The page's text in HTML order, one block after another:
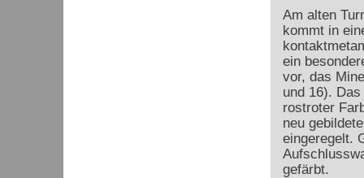
Am alten
kommt in
ein
vor, das
und 16).
rostroter
neu
eingeregelt.
gefärbt.